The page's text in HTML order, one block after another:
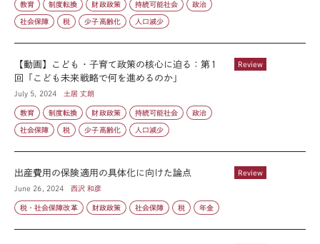
教育 制度転換 財政政策 持続可能社会 政治
社会保障 税 少子高齢化 人口減少
Review
【動画】こども・子育て政策の核心に迫る：第1
回「こども未来戦略で何を進めるのか」
July 5, 2024 土居 丈朗
教育 制度転換 財政政策 持続可能社会 政治
社会保障 税 少子高齢化 人口減少
Review
出産費用の保険適用の具体化に向けた論点
June 26, 2024 西沢 和彦
税・社会保障改革 財政政策 社会保障 税 年金